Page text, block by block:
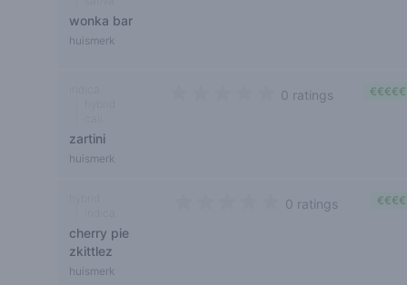
wonka bar
huismerk
zartini
huismerk
0 ratings €€€€€
cherry pie
zkittlez
huismerk
0 ratings €€€€